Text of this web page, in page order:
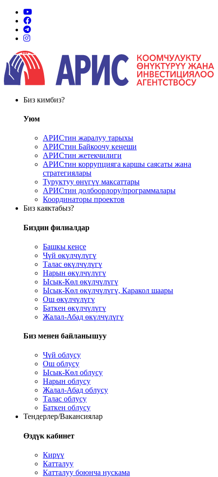
Биз кимбиз?
Уюм
АРИСтин жаралуу тарыхы
АРИСтин Байкоочу кеңеши
АРИСтин жетекчилиги
АРИСтин коррупцияга каршы саясаты жана
стратегиялары
Туруктуу өнүгүү максаттары
АРИСтин долбоорлору/программалары
Координаторы проектов
Биз каяктабыз?
Биздин филиалдар
Башкы кеңсе
Чүй өкүлчүлүгү
Талас өкүлчүлүгү
Нарын өкүлчүлүгү
Ысык-Көл өкүлчүлүгү
Ысык-Көл өкүлчүлүгү, Каракол шаары
Ош өкүлчүлүгү
Баткен өкүлчүлүгү
Жалал-Абад өкүлчүлүгү
Биз менен байланышуу
Чүй облусу
Ош облусу
Ысык-Көл облусу
Нарын облусу
Жалал-Абад облусу
Талас облусу
Баткен облусу
Тендерлер/Вакансиялар
Өздүк кабинет
Кирүү
Катталуу
Катталуу боюнча нускама